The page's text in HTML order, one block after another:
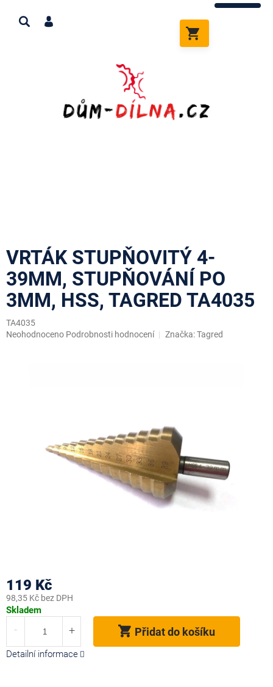
obsah
KOŠÍK
VRTÁK STUPŇOVITÝ 4-
39MM, STUPŇOVÁNÍ PO
3MM, HSS, TAGRED TA4035
TA4035
Průměrné
Neohodnoceno Podrobnosti hodnocení Značka:Tagred
119 Kč
98,35 Kč bez DPH
Měrná
Skladem
Přidat do košíku
Detailní informace